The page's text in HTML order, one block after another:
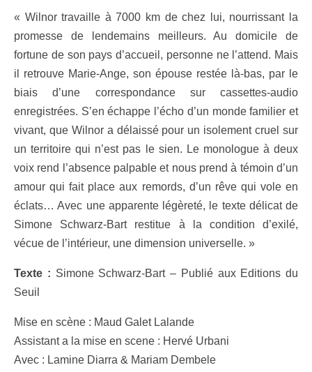
« Wilnor travaille à 7000 km de chez lui, nourrissant la
promesse de lendemains meilleurs. Au domicile de
fortune de son pays d’accueil, personne ne l’attend. Mais
il retrouve Marie-Ange, son épouse restée là-bas, par le
biais d’une correspondance sur cassettes-audio
enregistrées. S’en échappe l’écho d’un monde familier et
vivant, que Wilnor a délaissé pour un isolement cruel sur
un territoire qui n’est pas le sien. Le monologue à deux
voix rend l’absence palpable et nous prend à témoin d’un
amour qui fait place aux remords, d’un rêve qui vole en
éclats… Avec une apparente légèreté, le texte délicat de
Simone Schwarz-Bart restitue à la condition d’exilé,
vécue de l’intérieur, une dimension universelle. »
Texte : Simone Schwarz-Bart – Publié aux Editions du
Seuil
Mise en scène : Maud Galet Lalande
Assistant a la mise en scene : Hervé Urbani
Avec : Lamine Diarra & Mariam Dembele